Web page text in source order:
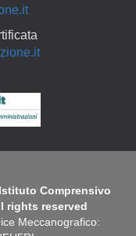
Comprensivo
rights reserved
Meccanografico: